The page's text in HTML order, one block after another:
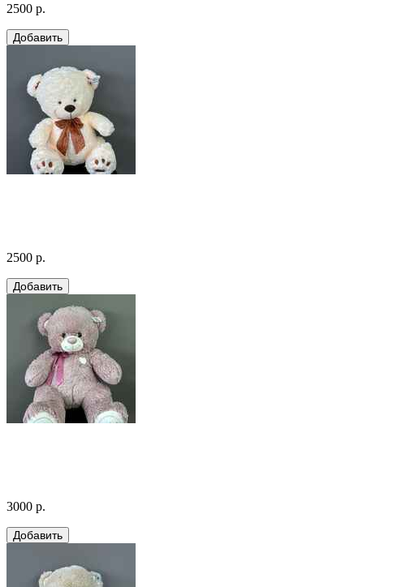
2500 р.
2500 р.
3000 р.